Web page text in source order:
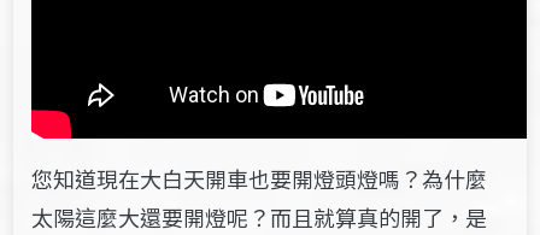
您知道現在大白天開車也要開燈頭燈嗎？為什麼
太陽這麼大還要開燈呢？而且就算真的開了，是